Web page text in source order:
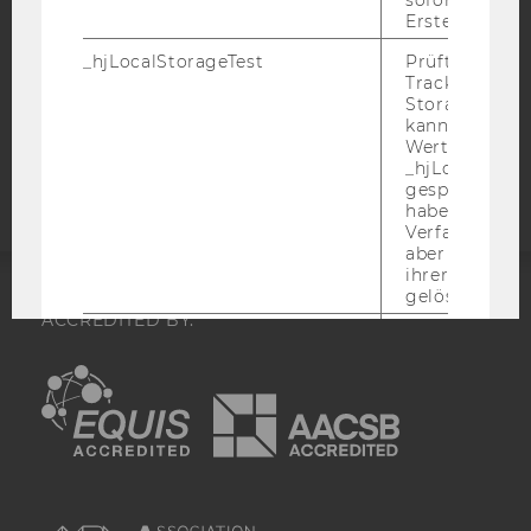
STUDIENBEWERBER*INNEN UND STUDIERENDE
COOKIE EINSTELLUNGEN
Barrierefreiheitserklärung
ACCREDITED BY:
EQUIS
Erstellung
_hjLocalStorageTest
Prüft, ob der
Tracking
Storage
kann. Wenn
Wert 1
haben keine
Verfallszeit,
aber fast
ihrer
gelöscht.
_hjIncludedInPageviewSample